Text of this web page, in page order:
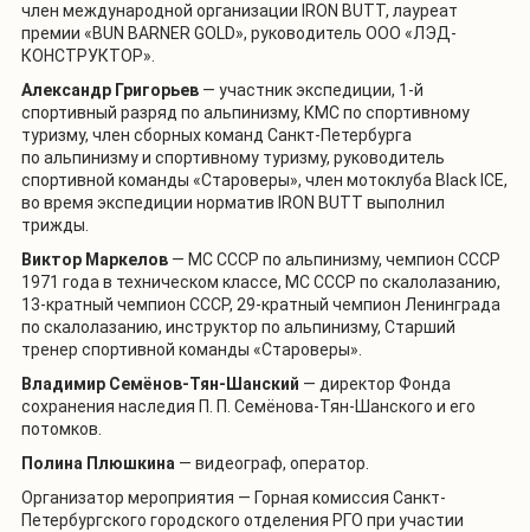
член международной организации IRON BUTT, лауреат
премии «BUN BARNER GOLD», руководитель ООО «ЛЭД-
КОНСТРУКТОР».
Александр Григорьев — участник экспедиции, 1-й
спортивный разряд по альпинизму, КМС по спортивному
туризму, член сборных команд Санкт-Петербурга
по альпинизму и спортивному туризму, руководитель
спортивной команды «Староверы», член мотоклуба Black ICE,
во время экспедиции норматив IRON BUTT выполнил
трижды.
Виктор Маркелов — МС СССР по альпинизму, чемпион СССР
1971 года в техническом классе, МС СССР по скалолазанию,
13-кратный чемпион СССР, 29-кратный чемпион Ленинграда
по скалолазанию, инструктор по альпинизму, Старший
тренер спортивной команды «Староверы».
Владимир Семёнов-Тян-Шанский — директор Фонда
сохранения наследия П. П. Семёнова-Тян-Шанского и его
потомков.
Полина Плюшкина — видеограф, оператор.
Организатор мероприятия — Горная комиссия Санкт-
Петербургского городского отделения РГО при участии